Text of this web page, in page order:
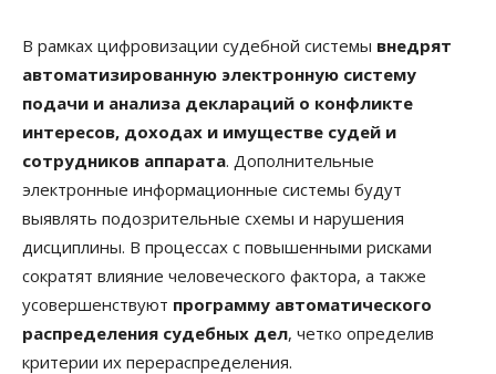
В рамках цифровизации судебной системы внедрят
автоматизированную электронную систему
подачи и анализа деклараций о конфликте
интересов, доходах и имуществе судей и
сотрудников аппарата. Дополнительные
электронные информационные системы будут
выявлять подозрительные схемы и нарушения
дисциплины. В процессах с повышенными рисками
сократят влияние человеческого фактора, а также
усовершенствуют программу автоматического
распределения судебных дел, четко определив
критерии их перераспределения.